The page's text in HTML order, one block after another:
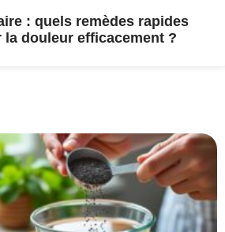
: quels remèdes rapides
la douleur efficacement ?